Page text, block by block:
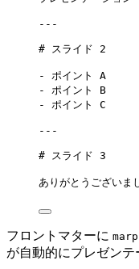
---
# スライド 2
-
ポイント A
-
ポイント B
-
ポイント C
---
# スライド 3
ありがとうございま
フロントマターに
が自動的にプレゼンテ